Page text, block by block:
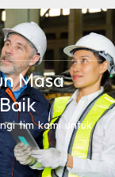
Masa
tim kami untuk